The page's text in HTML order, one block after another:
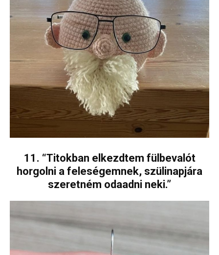
11. “Titokban elkezdtem fülbevalót
horgolni a feleségemnek, szülinapjára
szeretném odaadni neki.”